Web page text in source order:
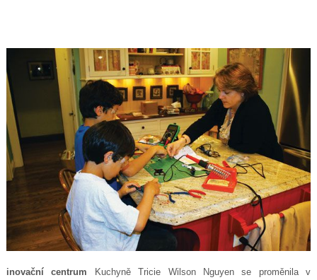
inovační centrum Kuchyně Tricie Wilson Nguyen se proměnila v